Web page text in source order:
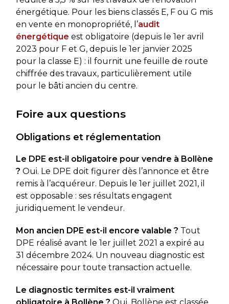
énergétique. Pour les biens classés E, F ou G mis
en vente en monopropriété, l’audit
énergétique est obligatoire (depuis le 1er avril
2023 pour F et G, depuis le 1er janvier 2025
pour la classe E) : il fournit une feuille de route
chiffrée des travaux, particulièrement utile
pour le bâti ancien du centre.
Foire aux questions
Obligations et réglementation
Le DPE est-il obligatoire pour vendre à Bollène
? Oui. Le DPE doit figurer dès l’annonce et être
remis à l’acquéreur. Depuis le 1er juillet 2021, il
est opposable : ses résultats engagent
juridiquement le vendeur.
Mon ancien DPE est-il encore valable ? Tout
DPE réalisé avant le 1er juillet 2021 a expiré au
31 décembre 2024. Un nouveau diagnostic est
nécessaire pour toute transaction actuelle.
Le diagnostic termites est-il vraiment